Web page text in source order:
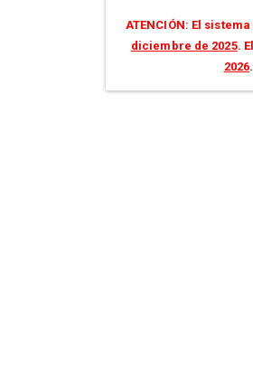
ATENCIÓN: El
diciembre de 2025.
2026